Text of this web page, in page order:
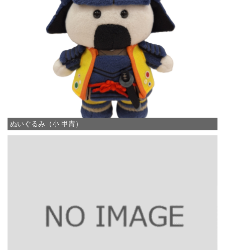
ぬいぐるみ（小 甲冑）